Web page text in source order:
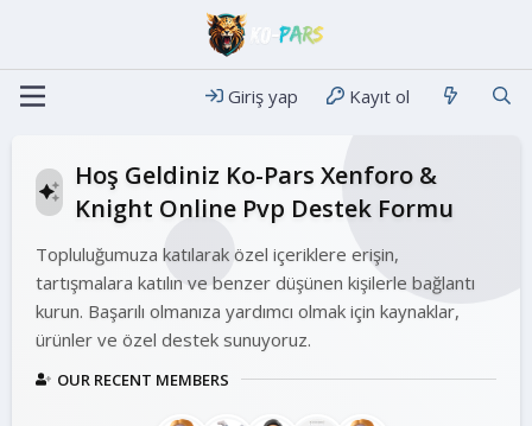
Giriş yap Kayıt ol
Hoş Geldiniz Ko-Pars Xenforo &
Knight Online Pvp Destek Formu
Topluluğumuza katılarak özel içeriklere erişin,
tartışmalara katılın ve benzer düşünen kişilerle bağlantı
kurun. Başarılı olmanıza yardımcı olmak için kaynaklar,
ürünler ve özel destek sunuyoruz.
OUR RECENT MEMBERS